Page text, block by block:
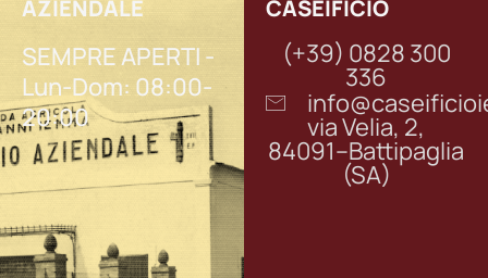
SEMPRE APERTI -
Lun-Dom: 08:00-
20:00
AZIENDALE
(+39) 0828 300
336
via Velia, 2,
84091–Battipaglia
(SA)
CASEIFICIO